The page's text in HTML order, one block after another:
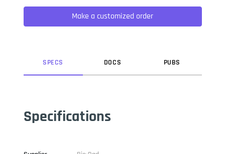
not only five centuries, but also the leap into electronic
typesetting, remaining essentially unchanged. It was
popularised in the 1960s with the release of Letraset sheets
Make a customized order
SPECS DOCS PUBS
Specifications